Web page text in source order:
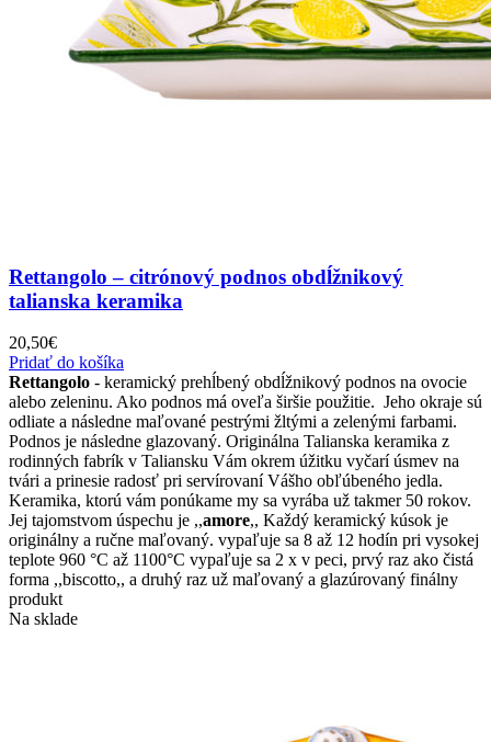
Rettangolo – citrónový podnos obdĺžnikový
talianska keramika
20,50€
Pridať do košíka
Rettangolo - keramický prehĺbený obdĺžnikový podnos na ovocie
alebo zeleninu. Ako podnos má oveľa širšie použitie. Jeho okraje sú
odliate a následne maľované pestrými žltými a zelenými farbami.
Podnos je následne glazovaný. Originálna Talianska keramika z
rodinných fabrík v Taliansku Vám okrem úžitku vyčarí úsmev na
tvári a prinesie radosť pri servírovaní Vášho obľúbeného jedla.
Keramika, ktorú vám ponúkame my sa vyrába už takmer 50 rokov.
Jej tajomstvom úspechu je ,,amore,, Každý keramický kúsok je
originálny a ručne maľovaný. vypaľuje sa 8 až 12 hodín pri vysokej
teplote 960 °C až 1100°C vypaľuje sa 2 x v peci, prvý raz ako čistá
forma ,,biscotto,, a druhý raz už maľovaný a glazúrovaný finálny
produkt
Na sklade